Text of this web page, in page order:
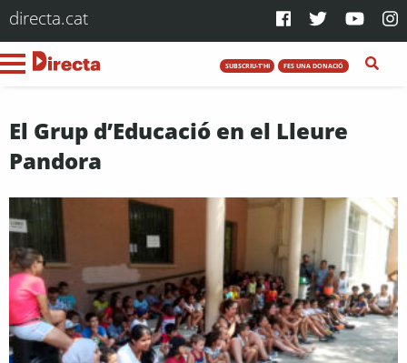
directa.cat
SUBSCRIU-T'HI FES UNA DONACIÓ
El Grup d’Educació en el Lleure
Pandora